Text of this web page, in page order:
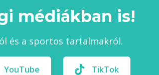
médiákban is!
és a sportos tartalmakról.
YouTube TikTok